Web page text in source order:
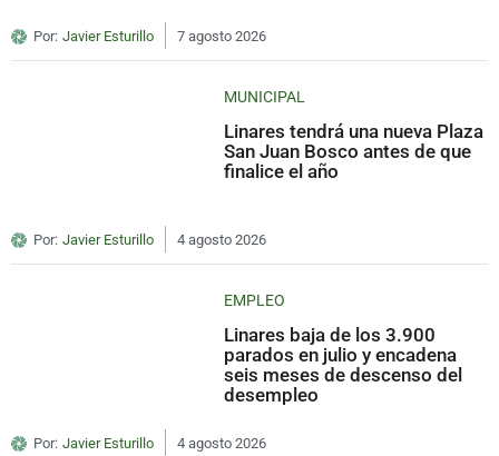
Por: Javier Esturillo 7 agosto 2026
MUNICIPAL
Linares tendrá una nueva Plaza
San Juan Bosco antes de que
finalice el año
Por: Javier Esturillo 4 agosto 2026
EMPLEO
Linares baja de los 3.900
parados en julio y encadena
seis meses de descenso del
desempleo
Por: Javier Esturillo 4 agosto 2026